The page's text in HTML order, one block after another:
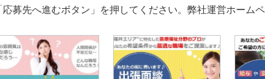
応募先へ進むボタン」を押してください。弊社運営ホーム